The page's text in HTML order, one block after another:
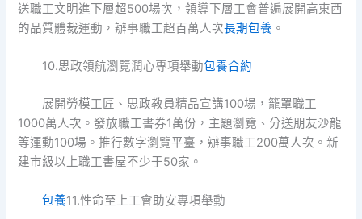
送職工文明進下層超500場次，領導下層工會普遍展開高東西
的品質體裁運動，辦事職工超百萬人次長期包養 。
10.思政領航瀏覽潤心專項舉動包養合約
展開勞模工匠、思政教員精品宣講100場，籠罩職工
1000萬人次。發放職工書券1萬份，主題瀏覽、分送朋友沙龍
等運動100場。推行數字瀏覽平臺，辦事職工200萬人次。新
建市級以上職工書屋不少于50家。
包養11.性命至上工會助安專項舉動